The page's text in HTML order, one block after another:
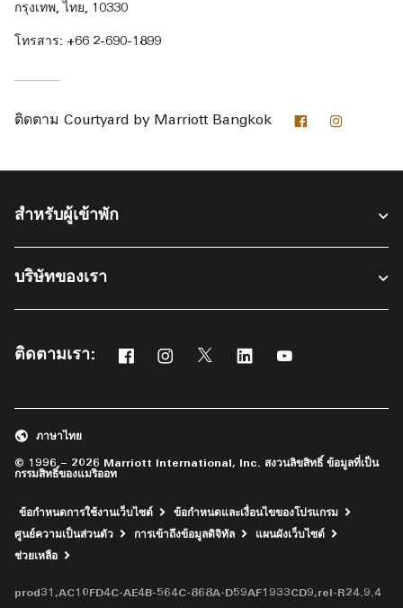
กรุงเทพ, ไทย, 10330
โทรสาร: +66 2-690-1899
ติดตาม Courtyard by Marriott Bangkok Facebook
สำหรับผู้เข้าพัก​
บริษัทของเรา
ติดตามเรา:
Facebook
เปิดในหน้าต่างใหม่
Instagram
เปิดในหน้าต่างใหม่
Twitter
เปิดในหน้าต่างใหม่
Linkedin
เปิดในหน้าต่างใหม่
เปิดในหน้าต่างใหม่
© 1996 – 2026 Marriott International, Inc. สงวนลิขสิทธิ์ ข้อมูลที่เป็น
กรรมสิทธิ์ของแมริออท
ภาษาไทย
ข้อกำหนดการใช้งานเว็บไซต์
ข้อกำหนดและเงื่อนไขของโปรแกรม
ศูนย์ความเป็นส่วนตัว
การเข้าถึงข้อมูลดิจิทัล
แผนผังเว็บไซต์
ช่วยเหลือ
prod31,AC10FD4C-AE4B-564C-868A-D59AF1933CD9,rel-R24.9.4